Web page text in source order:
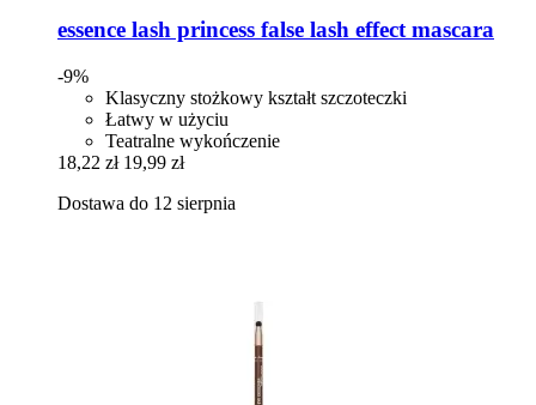
essence lash princess false lash effect mascara
-9%
Klasyczny stożkowy kształt szczoteczki
Łatwy w użyciu
Teatralne wykończenie
18,22 zł 19,99 zł
Dostawa do 12 sierpnia